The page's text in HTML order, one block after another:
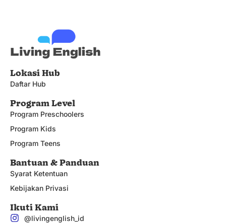
Lokasi Hub
Daftar Hub
Program Level
Program Preschoolers
Program Kids
Program Teens
Bantuan & Panduan
Syarat Ketentuan
Kebijakan Privasi
Ikuti Kami
@livingenglish_id